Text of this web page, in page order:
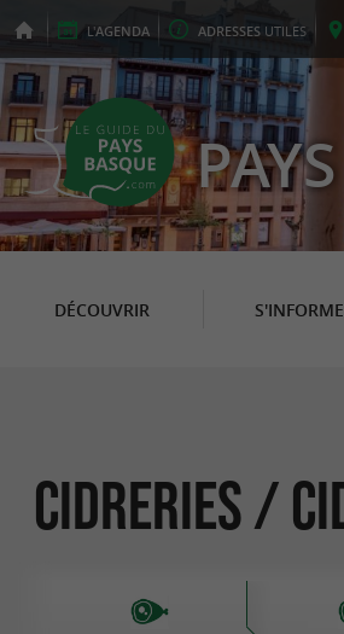
L'AGENDA ADRESSES UTILES
DÉCOUVRIR
Cidreries /